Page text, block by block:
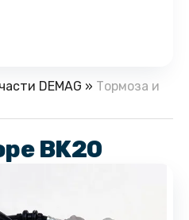
DEMAG » Тормоза и
BK20